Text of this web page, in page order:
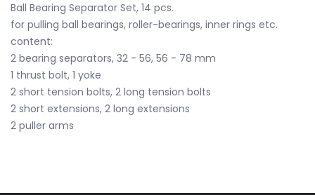
Ball Bearing Separator Set, 14 pcs.
for pulling ball bearings, roller-bearings, inner rings etc.
content:
2 bearing separators, 32 - 56, 56 - 78 mm
1 thrust bolt, 1 yoke
2 short tension bolts, 2 long tension bolts
2 short extensions, 2 long extensions
2 puller arms